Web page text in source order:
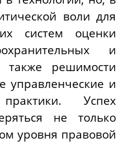
воли для
систем оценки
и
также решимости
управленческие и
практики. Успех
не только
уровня правовой